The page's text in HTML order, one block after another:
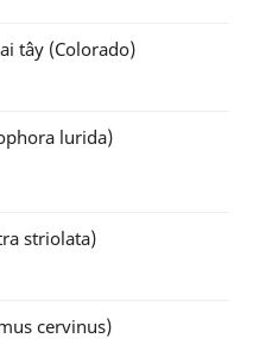
tây (Colorado)
lurida)
striolata)
cervinus)